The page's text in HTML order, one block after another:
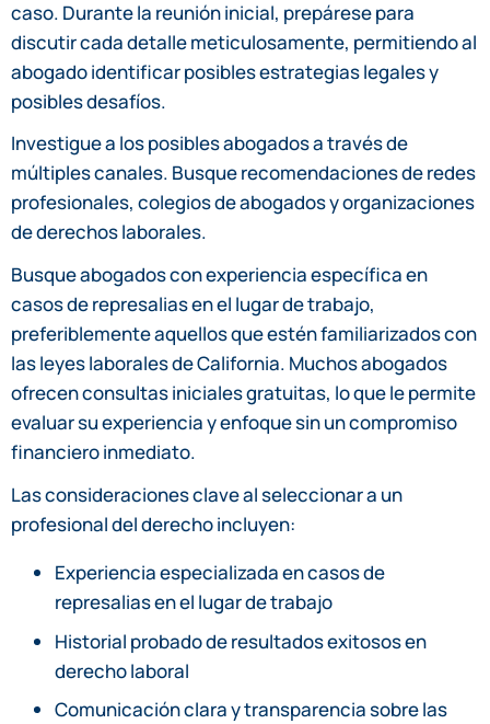
caso. Durante la reunión inicial, prepárese para
discutir cada detalle meticulosamente, permitiendo al
abogado identificar posibles estrategias legales y
posibles desafíos.
Investigue a los posibles abogados a través de
múltiples canales. Busque recomendaciones de redes
profesionales, colegios de abogados y organizaciones
de derechos laborales.
Busque abogados con experiencia específica en
casos de represalias en el lugar de trabajo,
preferiblemente aquellos que estén familiarizados con
las leyes laborales de California. Muchos abogados
ofrecen consultas iniciales gratuitas, lo que le permite
evaluar su experiencia y enfoque sin un compromiso
financiero inmediato.
Las consideraciones clave al seleccionar a un
profesional del derecho incluyen:
Experiencia especializada en casos de
represalias en el lugar de trabajo
Historial probado de resultados exitosos en
derecho laboral
Comunicación clara y transparencia sobre las